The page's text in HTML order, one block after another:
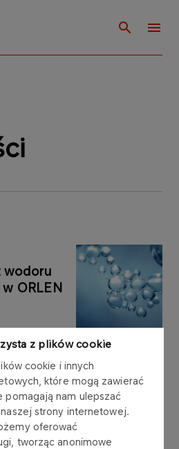
z plików cookie
cookie i innych
które mogą zawierać
pomagają nam ulepszać
strony internetowej.
oferować
tworząc anonimowe
wodoru
ORLEN
do